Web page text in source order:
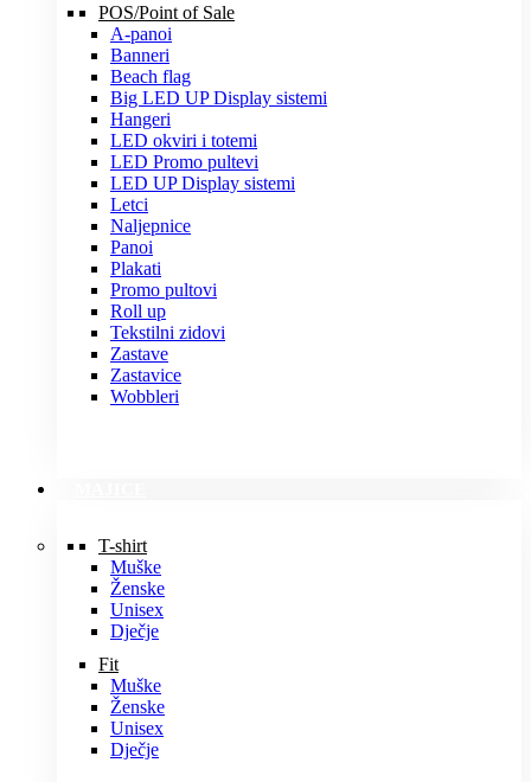
POS/Point of Sale
A-panoi
Banneri
Beach flag
Big LED UP Display sistemi
Hangeri
LED okviri i totemi
LED Promo pultevi
LED UP Display sistemi
Letci
Naljepnice
Panoi
Plakati
Promo pultovi
Roll up
Tekstilni zidovi
Zastave
Zastavice
Wobbleri
T-shirt
Muške
Ženske
Unisex
Dječje
Fit
Muške
Ženske
Unisex
Dječje